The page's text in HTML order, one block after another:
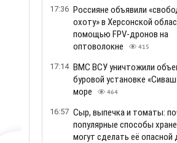
17:36 Россияне объявили
охоту» в Херсонской
помощью FPV-дронов на
оптоволокне
415
17:14 ВМС ВСУ уничтожили
буровой установке
море
464
16:57 Сыр, выпечка и томаты:
популярные способы
могут сделать её опасной